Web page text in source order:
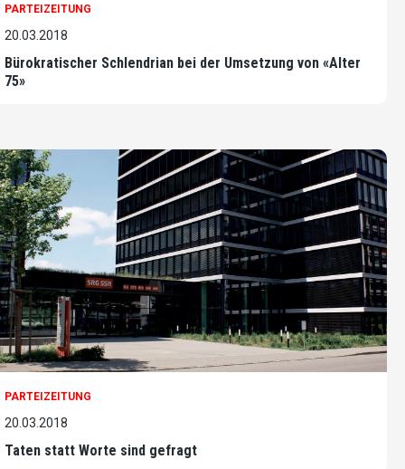
PARTEIZEITUNG
20.03.2018
Bürokratischer Schlendrian bei der Umsetzung von «Alter
75»
PARTEIZEITUNG
20.03.2018
Taten statt Worte sind gefragt